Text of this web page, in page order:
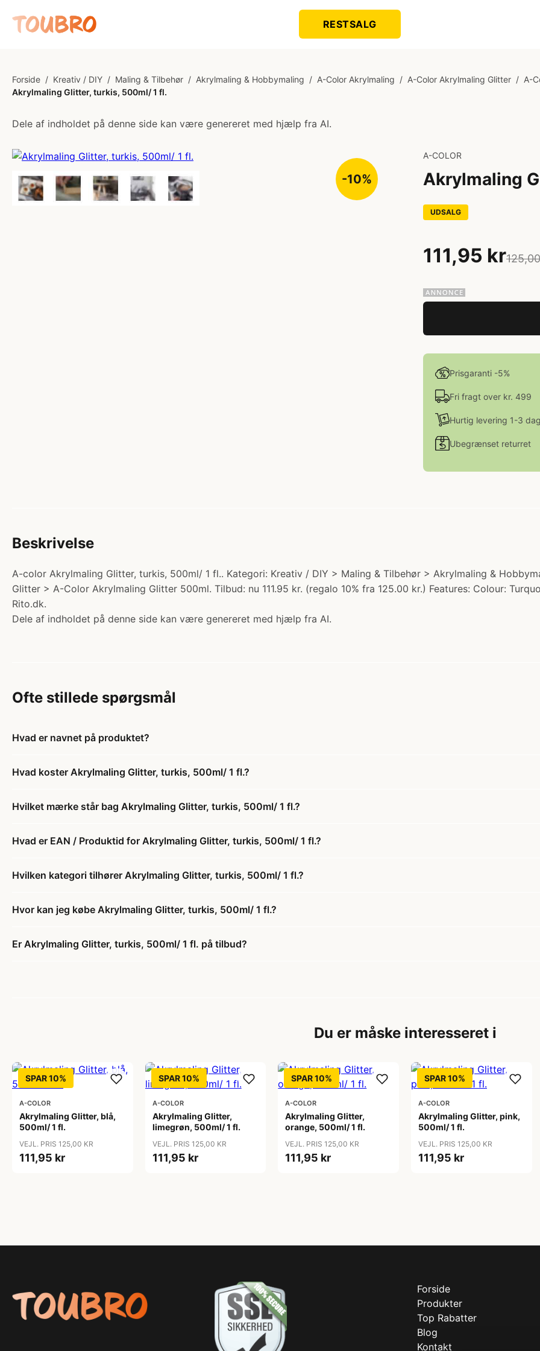
RESTSALG
Forside / Kreativ / DIY / Maling & Tilbehør / Akrylmaling & Hobbymaling / A-Color Akrylmaling / A-Color Akrylmaling Glitter / A-
Akrylmaling Glitter, turkis, 500ml/ 1 fl.
Dele af indholdet på denne side kan være genereret med hjælp fra AI.
-10%
A-COLOR
Akrylmaling
UDSALG
111,95 kr
Prisgaranti -5%
Fri fragt over kr. 499
Hurtig levering 1-3
Ubegrænset returret
Beskrivelse
A-color Akrylmaling Glitter, turkis, 500ml/ 1 fl.. Kategori: Kreativ / DIY > Maling & Tilbehør > Akrylmaling &
Glitter > A-Color Akrylmaling Glitter 500ml. Tilbud: nu 111.95 kr. (regalo 10% fra 125.00 kr.) Features: Colour:
Rito.dk.
Dele af indholdet på denne side kan være genereret med hjælp fra AI.
Ofte stillede spørgsmål
Hvad er navnet på produktet?
Hvad koster Akrylmaling Glitter, turkis, 500ml/ 1 fl.?
Hvilket mærke står bag Akrylmaling Glitter, turkis, 500ml/ 1 fl.?
Hvad er EAN / Produktid for Akrylmaling Glitter, turkis, 500ml/ 1 fl.?
Hvilken kategori tilhører Akrylmaling Glitter, turkis, 500ml/ 1 fl.?
Hvor kan jeg købe Akrylmaling Glitter, turkis, 500ml/ 1 fl.?
Er Akrylmaling Glitter, turkis, 500ml/ 1 fl. på tilbud?
Du er måske interesseret i
SPAR 10%
A-COLOR
Akrylmaling Glitter, blå,
500ml/ 1 fl.
VEJL. PRIS 125,00 KR
111,95 kr
SPAR 10%
A-COLOR
Akrylmaling Glitter,
limegrøn, 500ml/ 1 fl.
VEJL. PRIS 125,00 KR
111,95 kr
SPAR 10%
A-COLOR
Akrylmaling Glitter,
orange, 500ml/ 1 fl.
VEJL. PRIS 125,00 KR
111,95 kr
SPAR 10%
A-COLOR
Akrylmaling Glitter, pink,
500ml/ 1 fl.
VEJL. PRIS 125,00 KR
111,95 kr
Forside
Produkter
Top Rabatter
Blog
Kontakt